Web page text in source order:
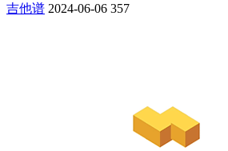
吉他谱 2024-06-06 357